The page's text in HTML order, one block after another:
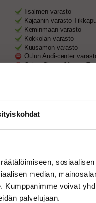
median,
voivat
palvelujaan.
Iisalmen varasto
Kajaanin varasto
Keminmaan varasto
Kokkolan varasto
Kuusamon varasto
Oulun Audi-center
Oulun Citroen/Nissan/
Rovaniemen Nissan/
Rovaniemen Vw/Audi
Rovaniemen Vw/Audi
Ylivieskan varasto
kpl
nyt Alv. 25,5%